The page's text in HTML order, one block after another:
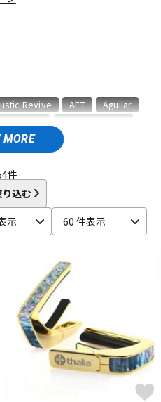
エフェクター
レコーディング機器
楽器アクセサリ
ヴィンテージ
MORE
Revive AET
Aguilar
APEX
ATELIER Z
BELDEN
Black Mountain
Blackstar
BOSS
Boveda
Cherub
Colossal Cable
Couch Guitar Strap
Daiking Corporation
DARCO
DAVA
Markley
DiMarzio
件
込む
示 60 件表示